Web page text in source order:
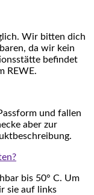
Wir bitten dich
da wir kein
befindet
REWE.
und fallen
aber zur
bis 50° C. Um
sie auf links